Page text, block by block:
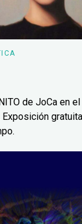
de JoCa en
Exposición